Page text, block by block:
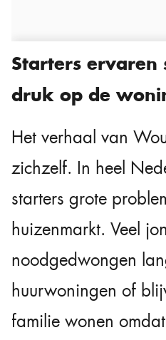
Starters ervaren
druk op de
Het verhaal van
zichzelf. In heel
starters grote
huizenmarkt. Veel
noodgedwongen
huurwoningen of
familie wonen